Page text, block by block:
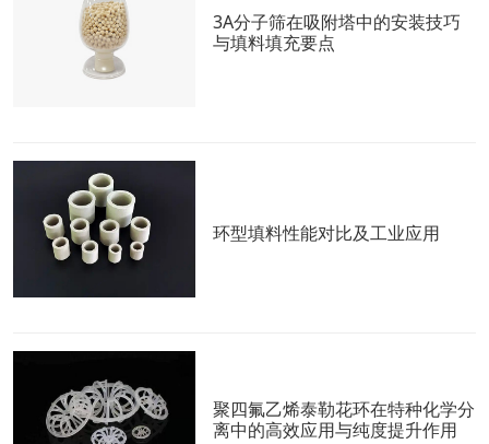
3A分子筛在吸附塔中的安装技巧
与填料填充要点
环型填料性能对比及工业应用
聚四氟乙烯泰勒花环在特种化学分
离中的高效应用与纯度提升作用